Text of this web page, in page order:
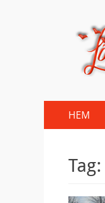
Menu
HEM
Tag: